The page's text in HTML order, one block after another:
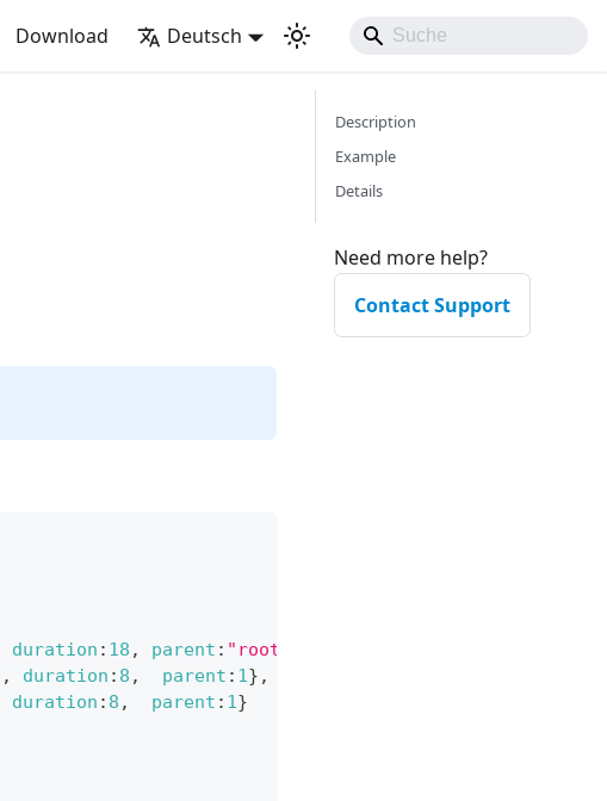
Download Deutsch
duration : 18 , parent : "root"
, duration : 8 , parent : 1} ,
duration : 8 , parent : 1}
Description
Example
Details
Need more help?
Contact Support